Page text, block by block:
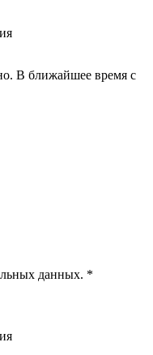
В ближайшее время с
данных. *